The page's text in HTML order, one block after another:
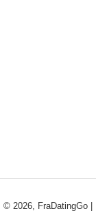
© 2026, FraDatingGo |